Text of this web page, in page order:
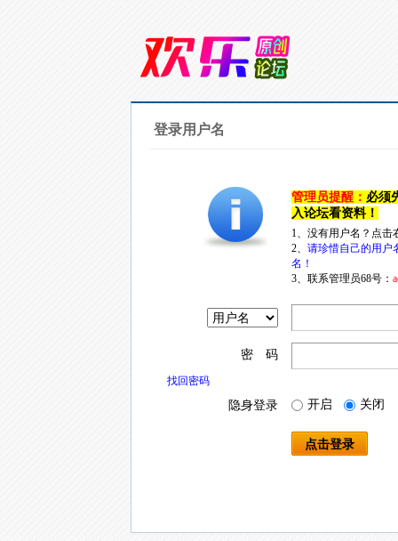
登录用户名
管理员提醒： 必须
入论坛看资料！
1、没有用户名？点
2、 请珍惜自己的用户
名！
3、联系管理员68号：
密 码
找回密码
隐身登录 开启 关闭
点击登录